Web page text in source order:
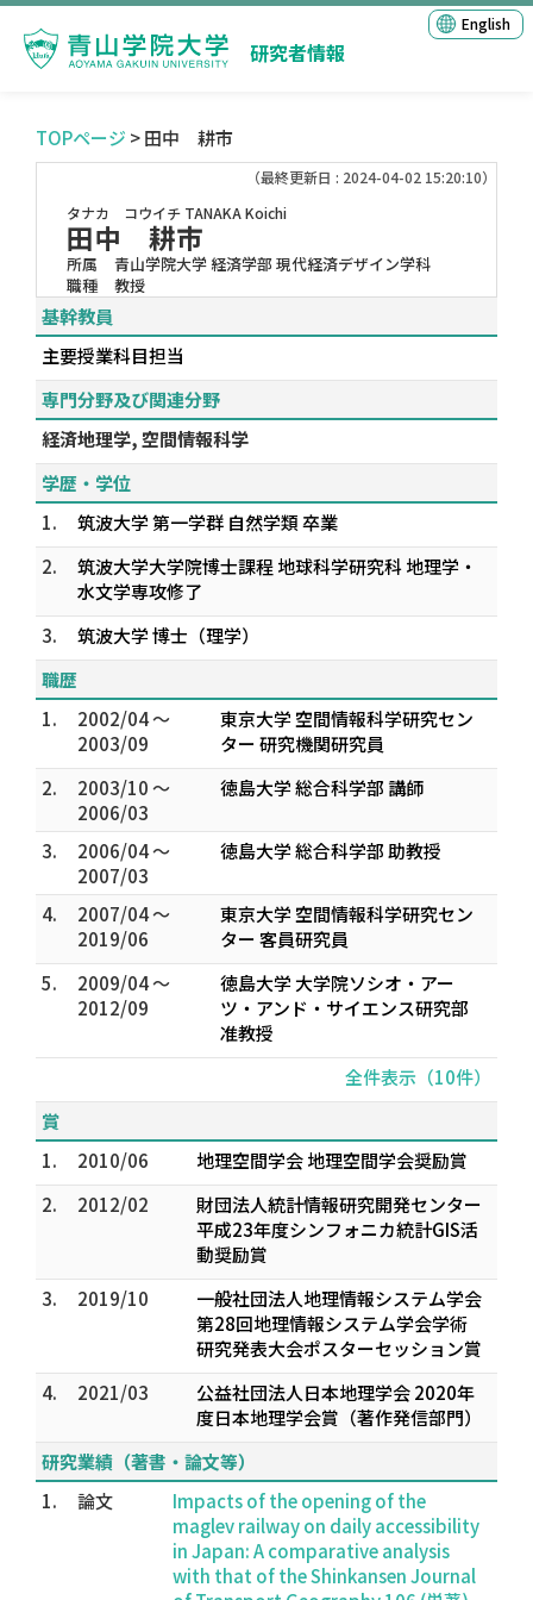
研究者情報
English
TOPページ > 田中 耕市
（最終更新日 : 2024-04-02 15:20:10）
タナカ コウイチ TANAKA Koichi
田中 耕市
所属
青山学院大学 経済学部 現代経済デザイン学科
職種
教授
基幹教員
主要授業科目担当
専門分野及び関連分野
経済地理学, 空間情報科学
学歴・学位
1.
筑波大学 第一学群 自然学類 卒業
2.
筑波大学大学院博士課程 地球科学研究科 地理学・
水文学専攻修了
3.
筑波大学 博士（理学）
職歴
1.
2002/04 ～
2003/09
東京大学 空間情報科学研究セン
ター 研究機関研究員
2.
2003/10 ～
2006/03
徳島大学 総合科学部 講師
3.
2006/04 ～
2007/03
徳島大学 総合科学部 助教授
4.
2007/04 ～
2019/06
東京大学 空間情報科学研究セン
ター 客員研究員
5.
2009/04 ～
2012/09
徳島大学 大学院ソシオ・アー
ツ・アンド・サイエンス研究部
准教授
全件表示（10件）
賞
1.
2010/06
地理空間学会 地理空間学会奨励賞
2.
2012/02
財団法人統計情報研究開発センター
平成23年度シンフォニカ統計GIS活
動奨励賞
3.
2019/10
一般社団法人地理情報システム学会
第28回地理情報システム学会学術
研究発表大会ポスターセッション賞
4.
2021/03
公益社団法人日本地理学会 2020年
度日本地理学会賞（著作発信部門）
研究業績（著書・論文等）
1.
論文
Impacts of the opening of the
maglev railway on daily accessibility
in Japan: A comparative analysis
with that of the Shinkansen Journal